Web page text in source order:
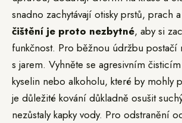
snadno zachytávají otisky prstů, prach
čištění je proto nezbytné, aby si
funkčnost. Pro běžnou údržbu postačí
s jarem. Vyhněte se agresivním
kyselin nebo alkoholu, které by mohly
je důležité kování důkladně osušit
nezůstaly kapky vody. Pro odstranění